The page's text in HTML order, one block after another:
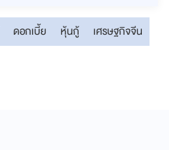
ดอกเบี้ย หุ้นกู้
เศรษฐกิจจีน